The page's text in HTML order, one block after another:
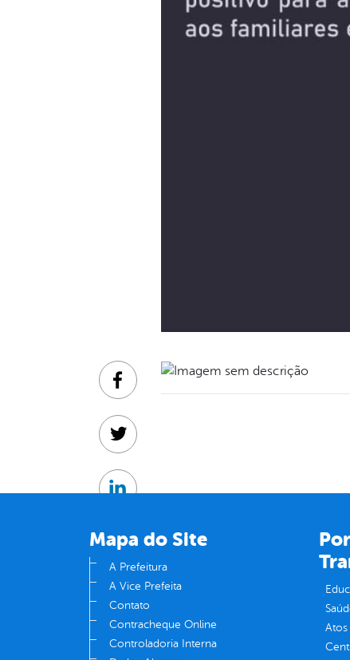
Facebook
Twitter
Linkedin
Mapa do Site
A Prefeitura
A Vice Prefeita
Contato
Contracheque Online
Controladoria Interna